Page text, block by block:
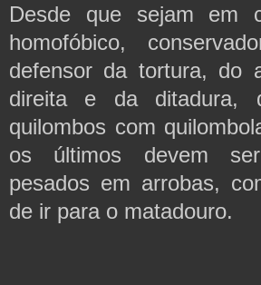
Desde que sejam em
homofóbico,
defensor da tortura, do
direita e da ditadura,
quilombos com
os últimos devem
pesados em arrobas,
de ir para o matadouro.